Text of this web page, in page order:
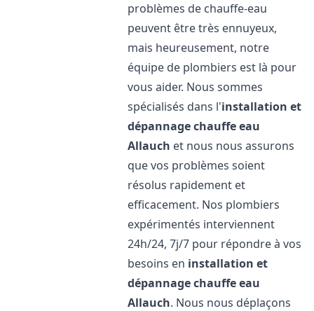
problèmes de chauffe-eau
peuvent être très ennuyeux,
mais heureusement, notre
équipe de plombiers est là pour
vous aider. Nous sommes
spécialisés dans l'installation et
dépannage chauffe eau
Allauch et nous nous assurons
que vos problèmes soient
résolus rapidement et
efficacement. Nos plombiers
expérimentés interviennent
24h/24, 7j/7 pour répondre à vos
besoins en installation et
dépannage chauffe eau
Allauch. Nous nous déplaçons